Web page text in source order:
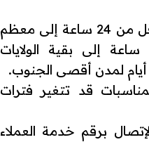
متوسط فترة التوصيل أقل من 24 ساعة إلى معظم
الولايات الشمالية و 48 ساعة إلى بقية الولايات
لمدن أقصى الجنوب.
قد تتغير فترات
برقم خدمة العملاء